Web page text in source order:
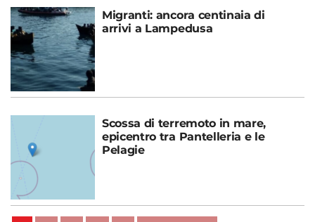
Migranti: ancora centinaia di
arrivi a Lampedusa
Scossa di terremoto in mare,
epicentro tra Pantelleria e le
Pelagie